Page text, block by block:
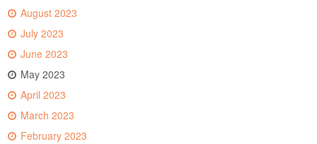
August 2023
July 2023
June 2023
May 2023
April 2023
March 2023
February 2023